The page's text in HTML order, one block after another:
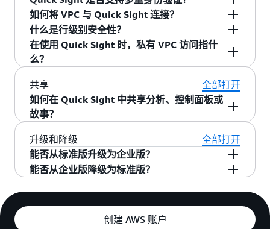
爬网程序等底层基础设施。您可以从账单与成本
管理控制台的“数据导出”页面部署成本与使用情况
控制面板。
数据能力认证。
JDBC/ODBC 连接到外部数据存储，或通过其他基
于 API 的数据存储连接器。
可以。为了获得更好的性能和用户交互性，建议
客户使用存储数据的区域。Quick Sight 的自动发
现功能只能对您所连接的 Quick Sight 端点的区域
中的数据来源进行检测。要查看支持 Quick Sight
的区域的列表，请访问所有 AWS 全球基础设施的
“区域产品和服务”。
可以。您可以通过 AWS 管理控制台为您的 AWS
账户启用多重身份验证（MFA）。
如何将 VPC 与 Quick Sight 连接？
如果您的 VPC 已经设置为具有公共连接，则您可
以将 Quick Sight 的 IP 地址范围添加到数据库实
例的安全组规则中，以便流量能够进入您的 VPC
和数据库实例。
什么是行级别安全性？
行级别安全性（RLS）使 Quick Sight 数据集所有
者能够基于和与数据交互的用户关联的权限以行
粒度控制对数据的访问。借助 RLS，Quick Sight
用户仅需要管理一组数据并将适当的行级别数据
集规则应用到该组数据。所有关联的控制面板和
分析将强制实施这些规则，从而简化数据集管
理，且无需为具有不同数据访问权限的用户维护
多个数据集。
在使用 Quick Sight 时，私有 VPC 访问指什
么？
如果您在 AWS（也许是在 Amazon Redshift、
Amazon RDS 中，或在 EC2 上）或本地的没有公
共连接的服务器上的 Teradata 或 SQL Server 上存
VPC（虚拟私有云）访问使用一个弹性网络接口
（ENI），与 VPC 中数据来源进行安全的私有通
信。它还允许您使用 AWS Direct Connect 创建一
共享
全部打开
如何在 Quick Sight 中共享分析、控制面板或
故事？
您可以使用 Quick 界面中的共享图标共享分析、
控制面板或故事。与他人共享内容之前，您将能
够选择收件人（电子邮件地址、用户名或组
升级和降级
全部打开
能否从标准版升级为企业版？
能，标准版账户可以通过 Quick Sight 管理页面升
级为企业版账户。现有身份验证详细信息和用户
数据将无缝迁移到企业版。系统将采用针对用户
和 SPICE 容量的企业版费率。
能否从企业版降级为标准版？
不能，您不能从 Quick Sight 企业版降级为标准
版。 Quick Sight 企业版提供了一些增强功能，如
Quick Sight 读者版、与私有 VPC 中数据来源的连
创建 AWS 账户